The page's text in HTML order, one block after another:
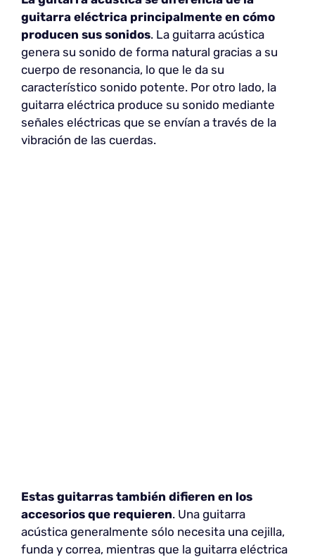
guitarra eléctrica principalmente en cómo
producen sus sonidos. La guitarra acústica
genera su sonido de forma natural gracias a su
cuerpo de resonancia, lo que le da su
característico sonido potente. Por otro lado, la
guitarra eléctrica produce su sonido mediante
señales eléctricas que se envían a través de la
vibración de las cuerdas.
Estas guitarras también difieren en los
accesorios que requieren. Una guitarra
acústica generalmente sólo necesita una cejilla,
funda y correa, mientras que la guitarra eléctrica